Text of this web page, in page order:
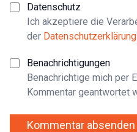
Datenschutz
Ich akzeptiere die
der Datenschutzerklärung
Benachrichtigungen
Benachrichtige mich per
Kommentar geantwortet
Kommentar absenden